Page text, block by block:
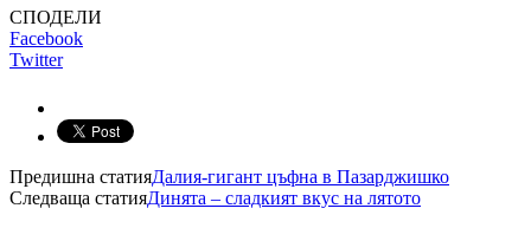
СПОДЕЛИ
Facebook
Twitter
Предишна статияДалия-гигант цъфна в Пазарджишко
Следваща статияДинята – сладкият вкус на лятото